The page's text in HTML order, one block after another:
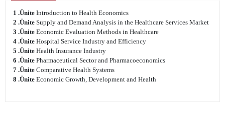
1 .Ünite Introduction to Health Economics
2 .Ünite Supply and Demand Analysis in the Healthcare Services Market
3 .Ünite Economic Evaluation Methods in Healthcare
4 .Ünite Hospital Service Industry and Efficiency
5 .Ünite Health Insurance Industry
6 .Ünite Pharmaceutical Sector and Pharmacoeconomics
7 .Ünite Comparative Health Systems
8 .Ünite Economic Growth, Development and Health